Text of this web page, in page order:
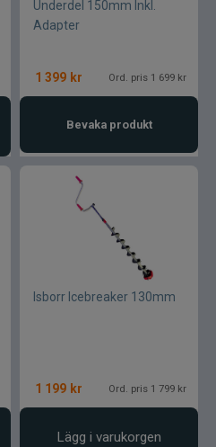
Underdel 150mm Inkl.
Adapter
1 399 kr Ord. pris 1 699 kr
Bevaka produkt
Isborr Icebreaker 130mm
1 199 kr Ord. pris 1 799 kr
Lägg i varukorgen